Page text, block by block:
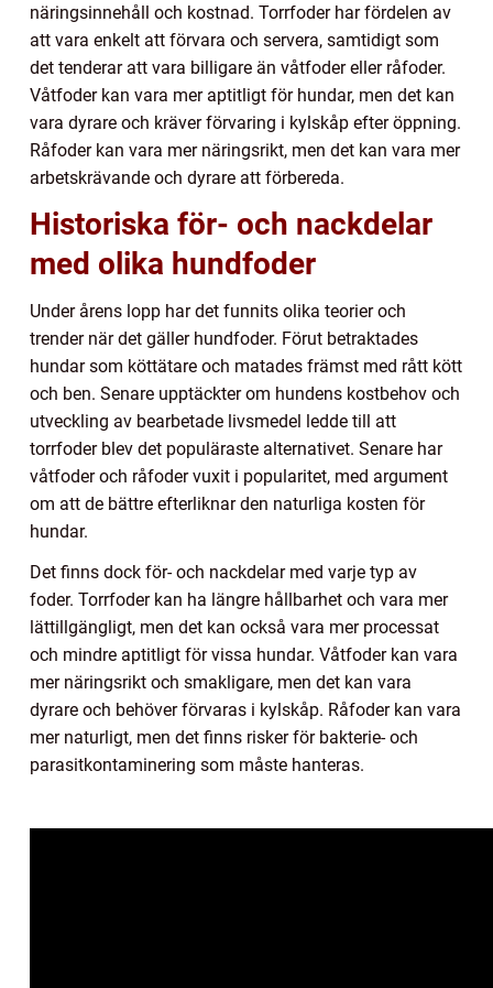
näringsinnehåll och kostnad. Torrfoder har fördelen av
att vara enkelt att förvara och servera, samtidigt som
det tenderar att vara billigare än våtfoder eller råfoder.
Våtfoder kan vara mer aptitligt för hundar, men det kan
vara dyrare och kräver förvaring i kylskåp efter öppning.
Råfoder kan vara mer näringsrikt, men det kan vara mer
arbetskrävande och dyrare att förbereda.
Historiska för- och nackdelar
med olika hundfoder
Under årens lopp har det funnits olika teorier och
trender när det gäller hundfoder. Förut betraktades
hundar som köttätare och matades främst med rått kött
och ben. Senare upptäckter om hundens kostbehov och
utveckling av bearbetade livsmedel ledde till att
torrfoder blev det populäraste alternativet. Senare har
våtfoder och råfoder vuxit i popularitet, med argument
om att de bättre efterliknar den naturliga kosten för
hundar.
Det finns dock för- och nackdelar med varje typ av
foder. Torrfoder kan ha längre hållbarhet och vara mer
lättillgängligt, men det kan också vara mer processat
och mindre aptitligt för vissa hundar. Våtfoder kan vara
mer näringsrikt och smakligare, men det kan vara
dyrare och behöver förvaras i kylskåp. Råfoder kan vara
mer naturligt, men det finns risker för bakterie- och
parasitkontaminering som måste hanteras.